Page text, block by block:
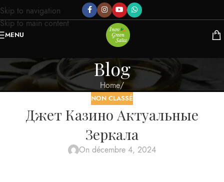
Skip to navigation
Skip to main content
MENU
Blog
Home/
NON CLASSÉ
Джет Казино Актуальные
Зеркала
On décembre 4, 2024